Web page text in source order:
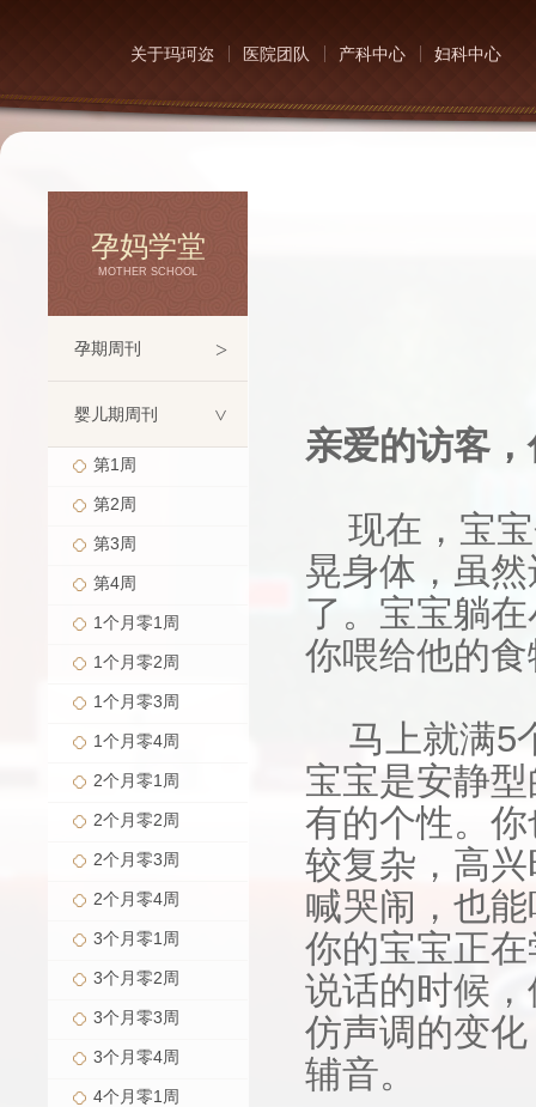
关于玛珂迩 医院团队 产科中心 妇科中心
孕妈学堂
MOTHER SCHOOL
孕期周刊 >
婴儿期周刊 >
第1周
第2周
第3周
第4周
1个月零1周
1个月零2周
1个月零3周
1个月零4周
2个月零1周
2个月零2周
2个月零3周
2个月零4周
3个月零1周
3个月零2周
3个月零3周
3个月零4周
4个月零1周
亲爱的访客
现在，宝宝
晃身体，虽
了。宝宝躺
你喂给他的
马上就满5
宝宝是安静
有的个性。
较复杂，高
喊哭闹，也
你的宝宝正
说话的时候
仿声调的变
辅音。